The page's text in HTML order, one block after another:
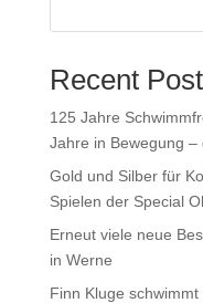
Recent
125 Jahre
Jahre in Bewegung
Gold und Silber für
Spielen der Special
Erneut viele neue
in Werne
Finn Kluge